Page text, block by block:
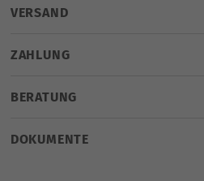
VERSAND
morgen, 11.08.2026
ZAHLUNG
BERATUNG
DOKUMENTE